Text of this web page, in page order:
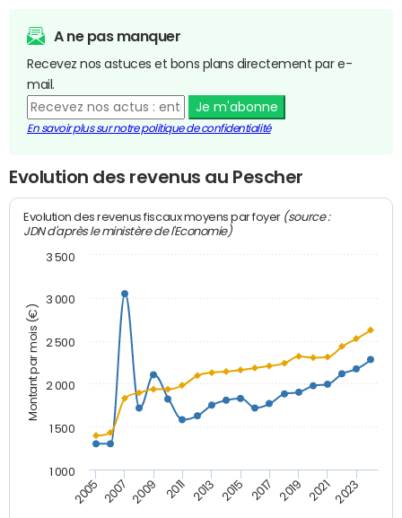
A ne pas manquer
Recevez nos astuces et bons plans directement par e-
mail.
Je m'abonne
En savoir plus sur notre politique de confidentialité
Evolution des revenus au Pescher
Montant par mois (€)
Evolution des revenus fiscaux moyens par foyer (source :
JDN d'après le ministère de l'Economie)
2005 2007 2009 2011 2013 2015 2017 2019 2021 2023
1 000
1 500
2 000
2 500
3 000
3 500